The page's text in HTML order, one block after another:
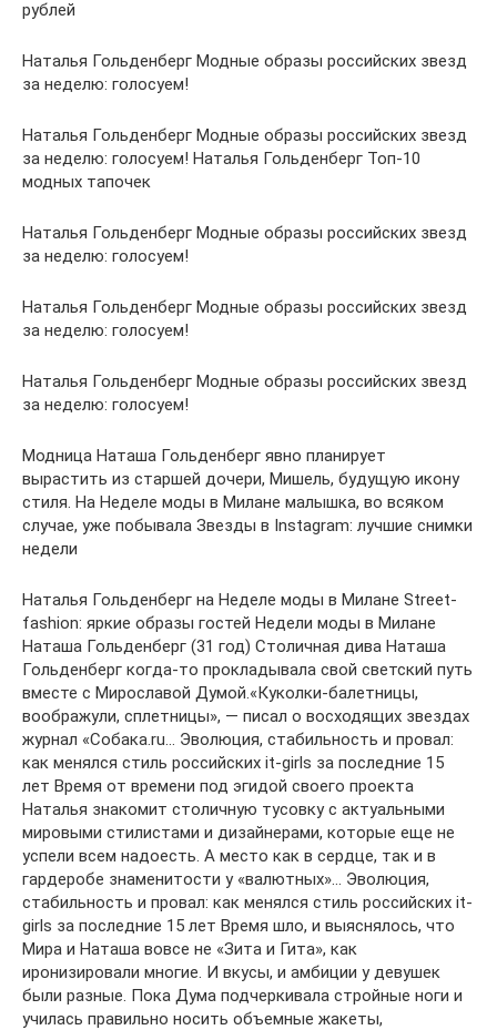
рублей
Наталья Гольденберг Модные образы российских звезд
за неделю: голосуем!
Наталья Гольденберг Модные образы российских звезд
за неделю: голосуем! Наталья Гольденберг Топ-10
модных тапочек
Наталья Гольденберг Модные образы российских звезд
за неделю: голосуем!
Наталья Гольденберг Модные образы российских звезд
за неделю: голосуем!
Наталья Гольденберг Модные образы российских звезд
за неделю: голосуем!
Модница Наташа Гольденберг явно планирует
вырастить из старшей дочери, Мишель, будущую икону
стиля. На Неделе моды в Милане малышка, во всяком
случае, уже побывала Звезды в Instagram: лучшие снимки
недели
Наталья Гольденберг на Неделе моды в Милане Street-
fashion: яркие образы гостей Недели моды в Милане
Наташа Гольденберг (31 год) Столичная дива Наташа
Гольденберг когда-то прокладывала свой светский путь
вместе с Мирославой Думой.«Куколки-балетницы,
воображули, сплетницы», — писал о восходящих звездах
журнал «Собака.ru… Эволюция, стабильность и провал:
как менялся стиль российских it-girls за последние 15
лет Время от времени под эгидой своего проекта
Наталья знакомит столичную тусовку с актуальными
мировыми стилистами и дизайнерами, которые еще не
успели всем надоесть. А место как в сердце, так и в
гардеробе знаменитости у «валютных»… Эволюция,
стабильность и провал: как менялся стиль российских it-
girls за последние 15 лет Время шло, и выяснялось, что
Мира и Наташа вовсе не «Зита и Гита», как
иронизировали многие. И вкусы, и амбиции у девушек
были разные. Пока Дума подчеркивала стройные ноги и
училась правильно носить объемные жакеты,